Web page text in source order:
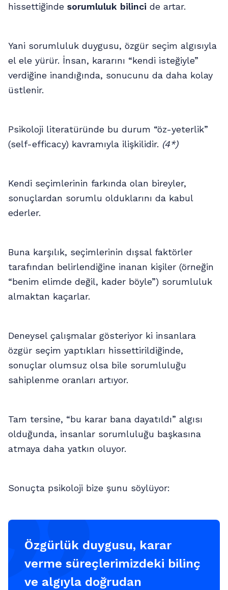
hissettiğinde sorumluluk bilinci de artar.
Yani sorumluluk duygusu, özgür seçim algısıyla
el ele yürür. İnsan, kararını “kendi isteğiyle”
verdiğine inandığında, sonucunu da daha kolay
üstlenir.
Psikoloji literatüründe bu durum “öz-yeterlik”
(self-efficacy) kavramıyla ilişkilidir. (4*)
Kendi seçimlerinin farkında olan bireyler,
sonuçlardan sorumlu olduklarını da kabul
ederler.
Buna karşılık, seçimlerinin dışsal faktörler
tarafından belirlendiğine inanan kişiler (örneğin
“benim elimde değil, kader böyle”) sorumluluk
almaktan kaçarlar.
Deneysel çalışmalar gösteriyor ki insanlara
özgür seçim yaptıkları hissettirildiğinde,
sonuçlar olumsuz olsa bile sorumluluğu
sahiplenme oranları artıyor.
Tam tersine, “bu karar bana dayatıldı” algısı
olduğunda, insanlar sorumluluğu başkasına
atmaya daha yatkın oluyor.
Sonuçta psikoloji bize şunu söylüyor:
Özgürlük duygusu, karar
verme süreçlerimizdeki bilinç
ve algıyla doğrudan